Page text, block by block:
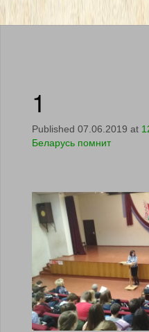
1
Published 07.06.2019 at
Беларусь помнит